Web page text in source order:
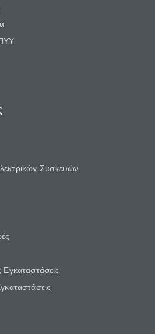
Συσκευών
Εγκαταστάσεις